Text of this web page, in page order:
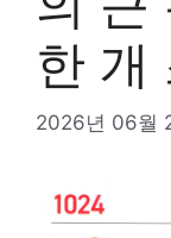
한 개
2026년 06월